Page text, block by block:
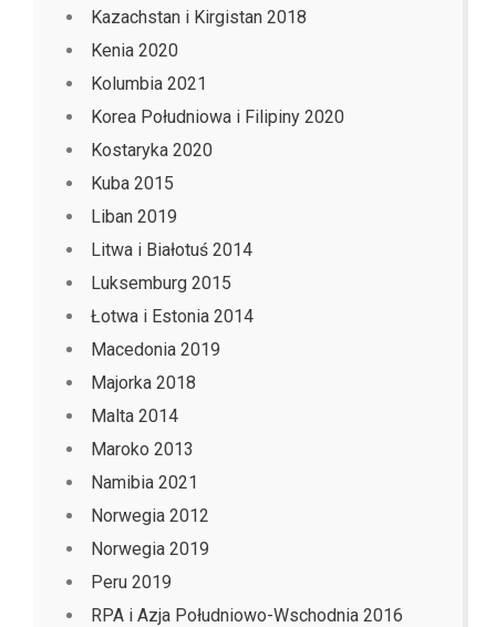
Kazachstan i Kirgistan 2018
Kenia 2020
Kolumbia 2021
Korea Południowa i Filipiny 2020
Kostaryka 2020
Kuba 2015
Liban 2019
Litwa i Białotuś 2014
Luksemburg 2015
Łotwa i Estonia 2014
Macedonia 2019
Majorka 2018
Malta 2014
Maroko 2013
Namibia 2021
Norwegia 2012
Norwegia 2019
Peru 2019
RPA i Azja Południowo-Wschodnia 2016